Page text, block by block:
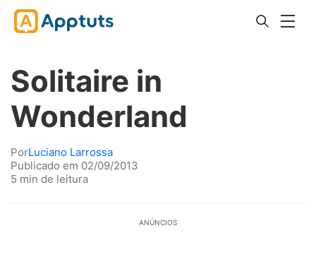
Solitaire in
Wonderland
PorLuciano Larrossa
Publicado em 02/09/2013
5 min de leitura
ANÚNCIOS